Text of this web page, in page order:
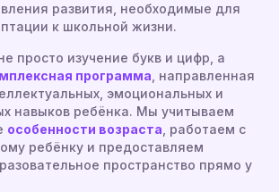
развития, необходимые для
к школьной жизни.
просто изучение букв и цифр, а
программа , направленная
эмоциональных и
навыков ребёнка. Мы учитываем
особенности возраста , работаем с
ребёнку и предоставляем
пространство прямо у